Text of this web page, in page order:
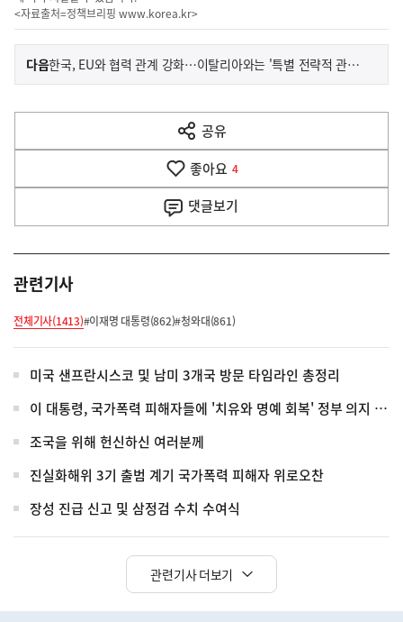
<자료출처=정책브리핑 www.korea.kr>
이
전
다
음
다음기
한국, EU와 협력 관계 강화…이탈리아와는 '특별 전략적 관계' 격상
공유
열
기
좋아요 4
댓글보기
관련기사
전체기사(1413)#이재명 대통령(862)#청와대(861)
미국 샌프란시스코 및 남미 3개국 방문 타임라인 총정리
이 대통령, 국가폭력 피해자들에 '치유와 명예 회복' 정부 의지 전달
조국을 위해 헌신하신 여러분께
진실화해위 3기 출범 계기 국가폭력 피해자 위로오찬
장성 진급 신고 및 삼정검 수치 수여식
관련기사 더보기